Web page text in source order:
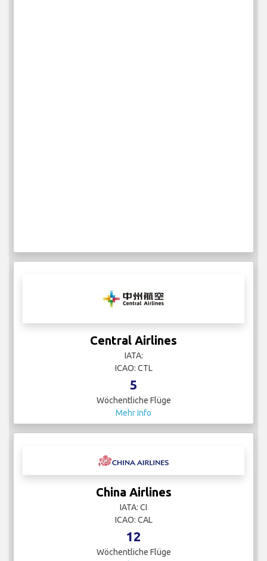
Central Airlines
IATA:
ICAO: CTL
5
Wöchentliche Flüge
Mehr Info
China Airlines
IATA: CI
ICAO: CAL
12
Wöchentliche Flüge